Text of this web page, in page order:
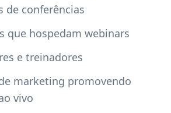
de conferências
que hospedam webinars
e treinadores
marketing promovendo
vivo